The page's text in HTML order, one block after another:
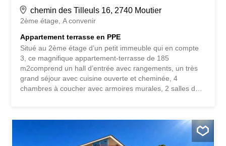
chemin des Tilleuls 16, 2740 Moutier
2ème étage A convenir
Appartement terrasse en PPE
Situé au 2ème étage d’un petit immeuble qui en compte
3, ce magnifique appartement-terrasse de 185
m2comprend un hall d’entrée avec rangements, un très
grand séjour avec cuisine ouverte et cheminée, 4
chambres à coucher avec armoires murales, 2 salles de
vue imprenable. Avec 2 garages, places de parc et petit